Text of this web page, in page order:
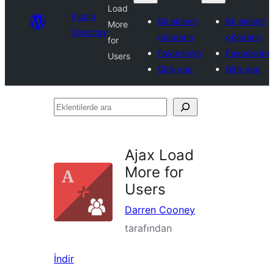
Plugin
Directory
Load
More
for
Users
Bir eklenti
gönderin
Favorilerim
Giriş yap
Bir eklenti
gönderin
Favorilerim
Giriş yap
Eklentilerde
Ajax Load
More for
Users
Darren Cooney
tarafından
İndir